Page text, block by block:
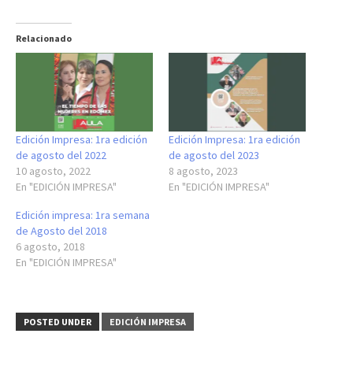
Relacionado
Edición Impresa: 1ra edición
de agosto del 2022
10 agosto, 2022
En "EDICIÓN IMPRESA"
Edición Impresa: 1ra edición
de agosto del 2023
8 agosto, 2023
En "EDICIÓN IMPRESA"
Edición impresa: 1ra semana
de Agosto del 2018
6 agosto, 2018
En "EDICIÓN IMPRESA"
POSTED UNDER EDICIÓN IMPRESA